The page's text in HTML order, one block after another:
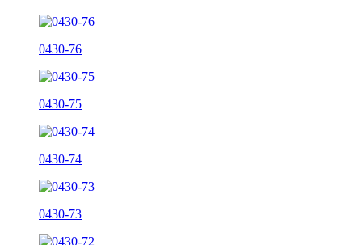
0430-76
0430-75
0430-74
0430-73